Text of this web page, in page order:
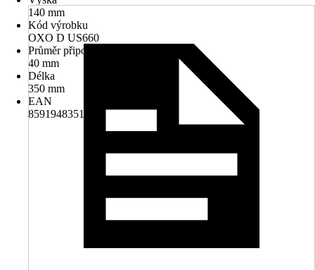
140 mm
Kód výrobku
OXO D US660
Průměr připojení
40 mm
Délka
350 mm
EAN
8591948351924